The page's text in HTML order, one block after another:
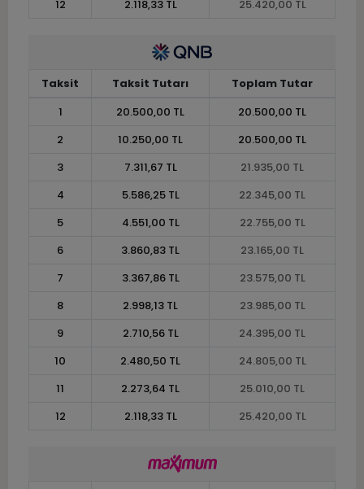
12
2.118,33 TL 25.420,00 TL
Taksit Taksit Tutarı
Toplam Tutar
1
20.500,00 TL
20.500,00 TL
2
10.250,00 TL
20.500,00 TL
3
7.311,67 TL
21.935,00 TL
4
5.586,25 TL
22.345,00 TL
5
4.551,00 TL
22.755,00 TL
6
3.860,83 TL
23.165,00 TL
7
3.367,86 TL
23.575,00 TL
8
2.998,13 TL
23.985,00 TL
9
2.710,56 TL
24.395,00 TL
10
2.480,50 TL
24.805,00 TL
11
2.273,64 TL
25.010,00 TL
12
2.118,33 TL 25.420,00 TL